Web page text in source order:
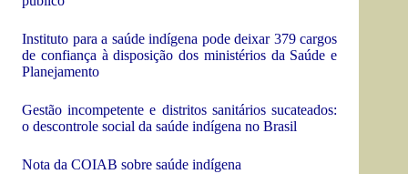
Instituto para a saúde indígena pode deixar 379 cargos
de confiança à disposição dos ministérios da Saúde e
Planejamento
Gestão incompetente e distritos sanitários sucateados:
o descontrole social da saúde indígena no Brasil
Nota da COIAB sobre saúde indígena